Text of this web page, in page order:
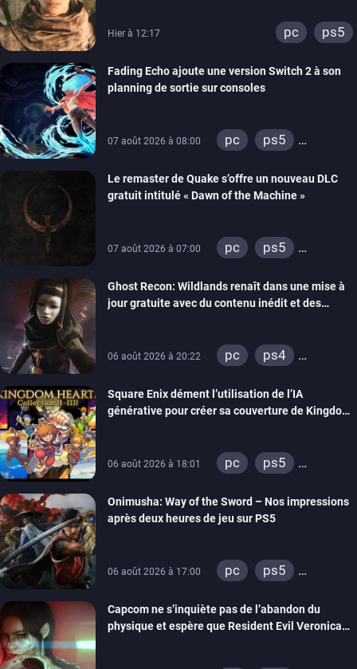
Hier à 12:17 pc ps5
Fading Echo ajoute une version Switch 2 à son
planning de sortie sur consoles
07 août 2026 à 08:00 pc
ps5
Le remaster de Quake s’offre un nouveau DLC
gratuit intitulé « Dawn of the Machine »
07 août 2026 à 07:00 pc
ps5
switch
ps4
xbox one
Ghost Recon: Wildlands renaît dans une mise à
jour gratuite avec du contenu inédit et des
06 août 2026 à 20:22 pc
ps4
Square Enix dément l’utilisation de l’IA
générative pour créer sa couverture de Kingdom
06 août 2026 à 18:01 pc
ps5
switch 2
Onimusha: Way of the Sword – Nos impressions
après deux heures de jeu sur PS5
06 août 2026 à 17:00 pc
ps5
switch 2
Capcom ne s’inquiète pas de l’abandon du
physique et espère que Resident Evil Veronica